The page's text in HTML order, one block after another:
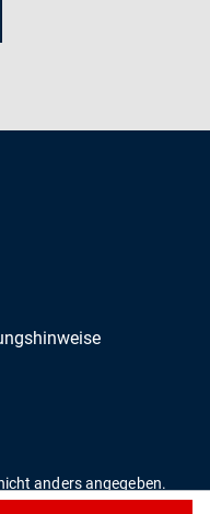
anders angegeben.